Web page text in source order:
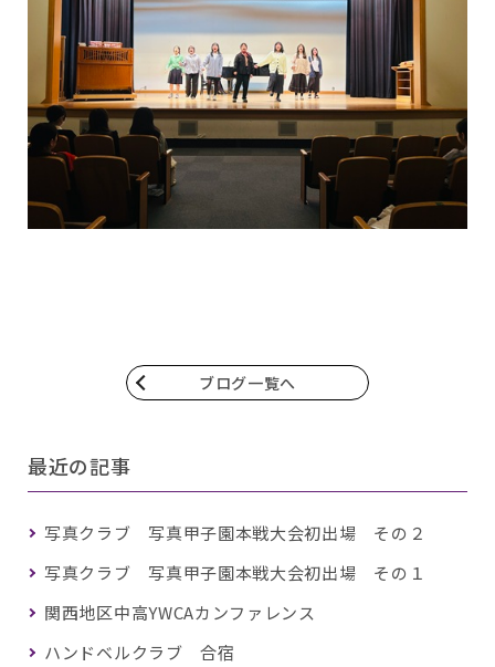
ブログ一覧へ
最近の記事
写真クラブ 写真甲子園本戦大会初出場 その２
写真クラブ 写真甲子園本戦大会初出場 その１
関西地区中高YWCAカンファレンス
ハンドベルクラブ 合宿